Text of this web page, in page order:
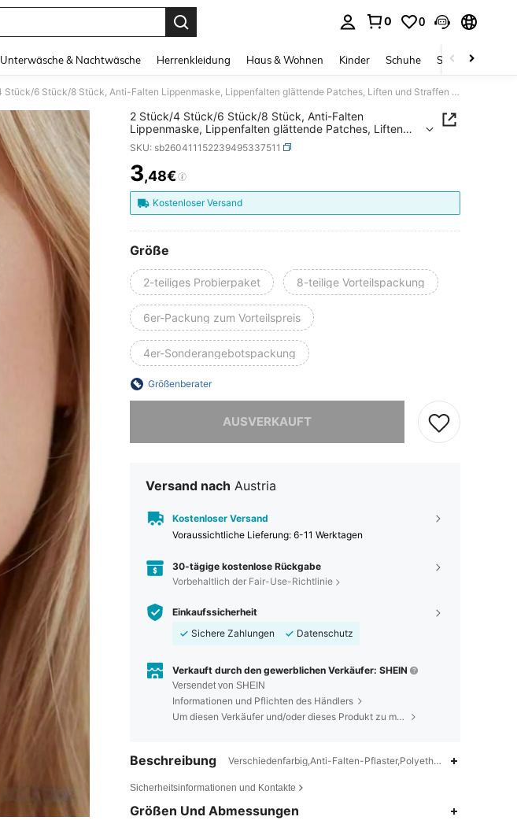
0 0
Unterwäsche & Nachtwäsche Herrenkleidung Haus & Wohnen Kinder Schuhe Schmuck &
2 Stück/4 Stück/6 Stück/8 Stück, Anti-Falten Lippenmaske, Lippenfalten glättende Patches, Liften und Straffen des Lippenbereichs, Hautpflege Aufkleber
2 Stück/4 Stück/6 Stück/8 Stück, Anti-Falten
Lippenmaske, Lippenfalten glättende Patches, Liften
und Straffen des Lippenbereichs, Hautpflege Aufkleber
SKU: sb260411152239495337511
PRICE AND AVAILABILITY
3,48€
Kostenloser Versand
Größe
2-teiliges Probierpaket 8-teilige Vorteilspackung
6er-Packung zum Vorteilspreis
4er-Sonderangebotspackung
Größenberater
AUSVERKAUFT
Versand nach Austria
Kostenloser Versand
Voraussichtliche Lieferung: 6-11 Werktagen
30-tägige kostenlose Rückgabe
Vorbehaltlich der Fair-Use-Richtlinie
Einkaufssicherheit
Sichere Zahlungen
Datenschutz
Verkauft durch den gewerblichen Verkäufer: SHEIN
Versendet von SHEIN
Informationen und Pflichten des Händlers
Um diesen Verkäufer und/oder dieses Produkt zu melden
Beschreibung Verschiedenfarbig,Anti-Falten-Pflaster,Polyethylen
Sicherheitsinformationen und Kontakte
Größen Und Abmessungen
4,86